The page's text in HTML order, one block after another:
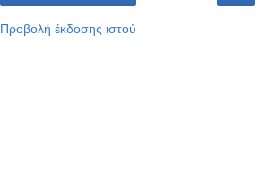
Προβολή έκδοσης ιστού